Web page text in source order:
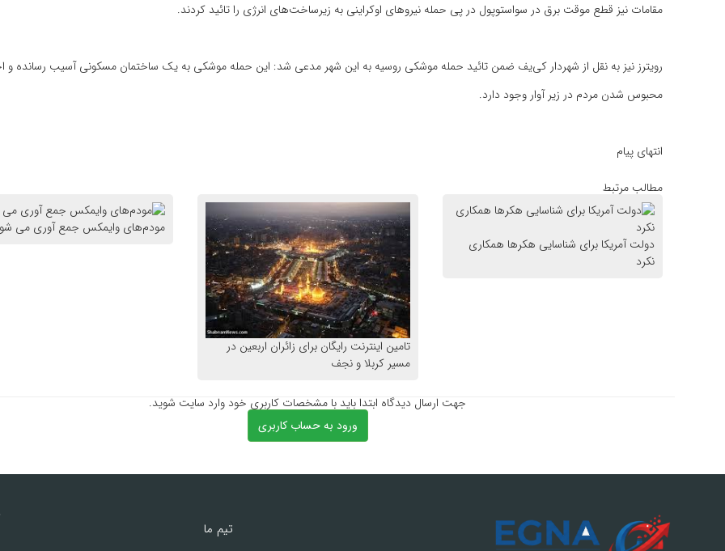
مقامات نیز قطع موقت برق در سواستوپول در پی حمله نیروهای اوکراینی به زیرساخت‌های انرژی را تائید کردند.
رویترز نیز به نقل از شهردار کی‌یف ضمن تائید حمله موشکی روسیه به این شهر مدعی شد: این حمله موشکی به یک ساختمان مسکونی آسیب رسانده و
محبوس شدن مردم در زیر آوار وجود دارد.
انتهای پیام
مطالب مرتبط
دولت آمریکا برای شناسایی هکر‌ها همکاری
نکرد
تامین اینترنت رایگان برای زائران اربعین در
مسیر کربلا و نجف
مودم‌های وایمکس جمع آوری می
جهت ارسال دیدگاه ابتدا باید با مشخصات کاربری خود وارد سایت شوید.
ورود به حساب کاربری
تیم ما